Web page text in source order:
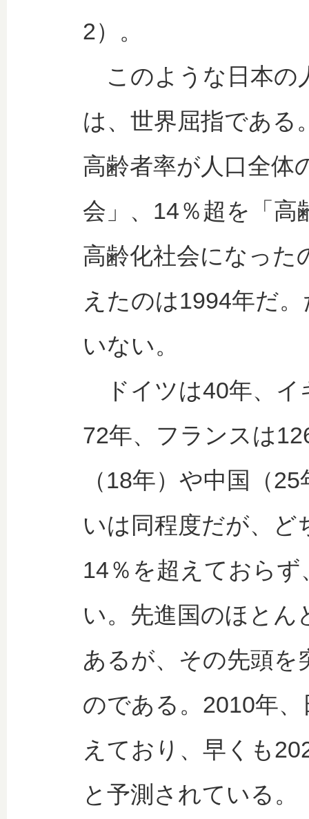
2）。
このような日本の
は、世界屈指である
高齢者率が人口全体
会」、14％超を「高
高齢化社会になった
えたのは1994年だ
いない。
ドイツは40年、イ
72年、フランスは
（18年）や中国（
いは同程度だが、ど
14％を超えておら
い。先進国のほとん
あるが、その先頭を
のである。2010年
えており、早くも
と予測されている。